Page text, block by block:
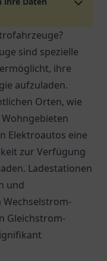
sind spezielle
ihre
aufzuladen.
Orten, wie
Elektroautos eine
zur Verfügung
Ladestationen
und
Wechselstrom-
Gleichstrom-